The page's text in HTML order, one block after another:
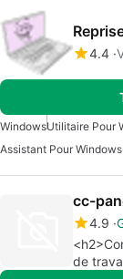
4.4
WindowsUtilitaire Pour
Assistant Pour Windows
cc-
4.9
de